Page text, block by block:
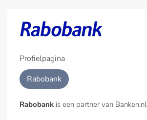
Profielpagina
Rabobank
Rabobank is een partner van Banken.nl